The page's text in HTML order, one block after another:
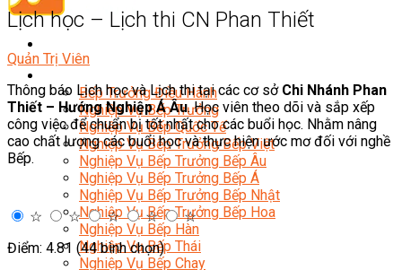
Bếp Trưởng Điều Hành
Nghiệp Vụ Bếp Trưởng
Nghiệp Vụ Bếp Quốc Tế
Nghiệp Vụ Bếp Trưởng Bếp Việt
Nghiệp Vụ Bếp Trưởng Bếp Âu
Nghiệp Vụ Bếp Trưởng Bếp Á
Nghiệp Vụ Bếp Trưởng Bếp Nhật
Nghiệp Vụ Bếp Trưởng Bếp Hoa
Nghiệp Vụ Bếp Hàn
Nghiệp Vụ Bếp Thái
Nghiệp Vụ Bếp Chay
Lịch học – Lịch thi CN Phan Thiết
Quản Trị Viên
Thông báo Lịch học và Lịch thi tại các cơ sở Chi Nhánh Phan
Thiết – Hướng Nghiệp Á Âu. Học viên theo dõi và sắp xếp
công việc để chuẩn bị tốt nhất cho các buổi học. Nhằm nâng
cao chất lượng các buổi học và thực hiện ước mơ đối với nghề
Bếp.
☆ ☆ ☆ ☆
☆
Điểm: 4.81 (44 bình chọn)